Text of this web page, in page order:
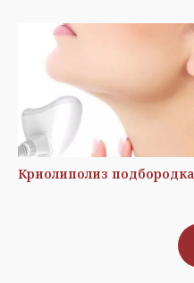
Криолиполиз подбородка